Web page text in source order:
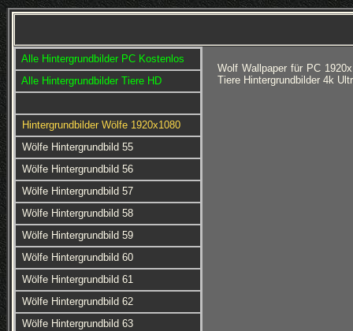
Alle Hintergrundbilder PC Kostenlos
Alle Hintergrundbilder Tiere HD
Hintergrundbilder Wölfe 1920x1080
Wölfe Hintergrundbild 55
Wölfe Hintergrundbild 56
Wölfe Hintergrundbild 57
Wölfe Hintergrundbild 58
Wölfe Hintergrundbild 59
Wölfe Hintergrundbild 60
Wölfe Hintergrundbild 61
Wölfe Hintergrundbild 62
Wölfe Hintergrundbild 63
Wolf Wallpaper für PC
Tiere Hintergrundbilder 4k